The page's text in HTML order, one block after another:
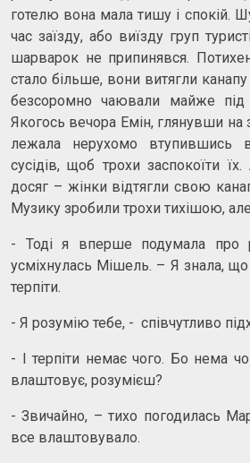
готелю вона мала тишу і спокій.
час заїзду, або виїзду груп
шарварок не припинявся.
стало більше, вони витягли канапу
безсоромно чаювали майже
Якогось вечора Емін, глянувши на
лежала нерухомо
сусідів, щоб трохи заспокоїти
досяг – жінки відтягли свою
Музику зробили трохи тихішою,
- Тоді я вперше подумала про
усміхнулась Мішель. – Я знала,
терпіти.
- Я розумію тебе, - співчутливо
- І терпіти немає чого. Бо нема
влаштовує, розумієш?
- Звичайно, – тихо погодилась
все влаштовувало.